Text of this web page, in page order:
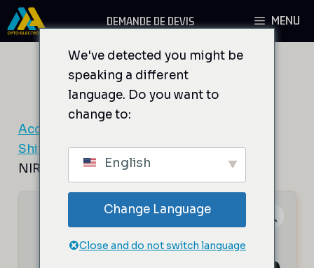
Aller
au
MENU
DEMANDE DE DEVIS
Accueil
Shifters de fréquence fixe fibrés/ MT200-
NIR10-Fio-xx
We've detected you might be
speaking a different
language. Do you want to
change to:
English
Change Language
Close and do not switch language